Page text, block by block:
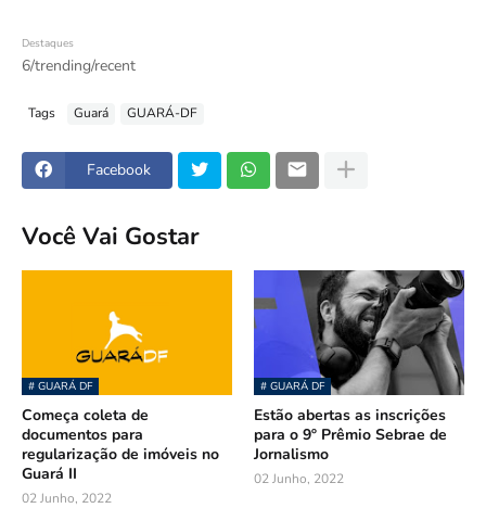
Destaques
6/trending/recent
Tags Guará GUARÁ-DF
Facebook
Você Vai Gostar
# GUARÁ DF
Começa coleta de
documentos para
regularização de imóveis no
Guará II
02 Junho, 2022
# GUARÁ DF
Estão abertas as inscrições
para o 9º Prêmio Sebrae de
Jornalismo
02 Junho, 2022